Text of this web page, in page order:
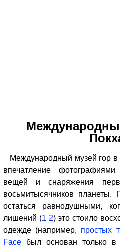
Международный музей гор в
впечатление
вещей и снаряжения
восьмитысячников планеты.
остаться равнодушными,
лишений (1 2) это стоило
одежде (например, простых
Face был основан только